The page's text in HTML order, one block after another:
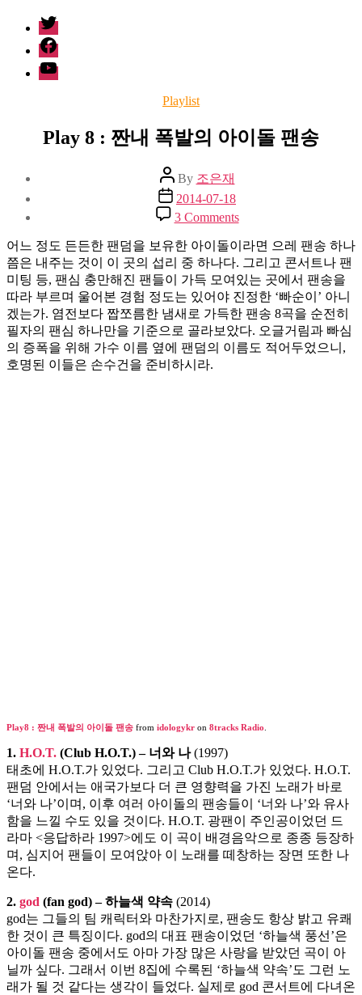
twitter
facebook
Youtube
Categories
Playlist
Play 8 : 짠내 폭발의 아이돌 팬송
Post
author
By 조은재
Post
date
2014-07-18
3 Commentson
Play
8
:
짠
내
폭
발
의
아
어느 정도 든든한 팬덤을 보유한 아이돌이라면 으레 팬송 하나
쯤은 내주는 것이 이 곳의 섭리 중 하나다. 그리고 콘서트나 팬
미팅 등, 팬심 충만해진 팬들이 가득 모여있는 곳에서 팬송을
따라 부르며 울어본 경험 정도는 있어야 진정한 ‘빠순이’ 아니
겠는가. 염전보다 짭쪼름한 냄새로 가득한 팬송 8곡을 순전히
필자의 팬심 하나만을 기준으로 골라보았다. 오글거림과 빠심
의 증폭을 위해 가수 이름 옆에 팬덤의 이름도 적어두었으니,
호명된 이들은 손수건을 준비하시라.
Play8 : 짠내 폭발의 아이돌 팬송 from idologykr on 8tracks Radio
1. H.O.T. (Club H.O.T.) – 너와 나(1997)
태초에 H.O.T.가 있었다. 그리고 Club H.O.T.가 있었다. H.O.T.
팬덤 안에서는 애국가보다 더 큰 영향력을 가진 노래가 바로
‘너와 나’이며, 이후 여러 아이돌의 팬송들이 ‘너와 나’와 유사
함을 느낄 수도 있을 것이다. H.O.T. 광팬이 주인공이었던 드
라마 <응답하라 1997>에도 이 곡이 배경음악으로 종종 등장하
며, 심지어 팬들이 모여앉아 이 노래를 떼창하는 장면 또한 나
온다.
2. god (fan god) – 하늘색 약속 (2014)
god는 그들의 팀 캐릭터와 마찬가지로, 팬송도 항상 밝고 유쾌
한 것이 큰 특징이다. god의 대표 팬송이었던 ‘하늘색 풍선’은
아이돌 팬송 중에서도 아마 가장 많은 사랑을 받았던 곡이 아
닐까 싶다. 그래서 이번 8집에 수록된 ‘하늘색 약속’도 그런 노
래가 될 것 같다는 생각이 들었다. 실제로 god 콘서트에 다녀온